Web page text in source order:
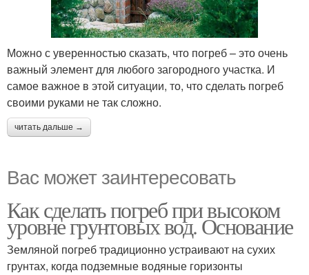
Можно с уверенностью сказать, что погреб – это очень
важный элемент для любого загородного участка. И
самое важное в этой ситуации, то, что сделать погреб
своими руками не так сложно.
читать дальше →
Вас может заинтересовать
Как сделать погреб при высоком
уровне грунтовых вод. Основание
Земляной погреб традиционно устраивают на сухих
грунтах, когда подземные водяные горизонты